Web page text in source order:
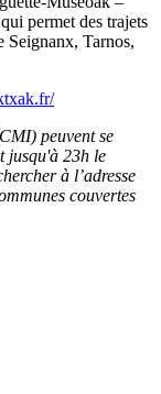
permet des trajets
Seignanx, Tarnos,
peuvent se
jusqu'à 23h le
à l’adresse
couvertes